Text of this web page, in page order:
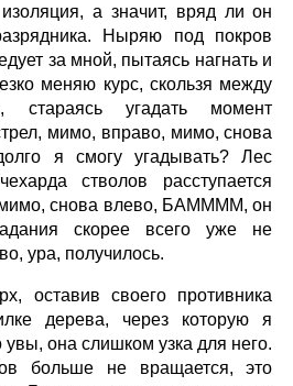
а значит, вряд ли он
Ныряю под покров
за мной, пытаясь нагнать и
меняю курс, скользя между
стараясь угадать момент
мимо, вправо, мимо, снова
я смогу угадывать? Лес
стволов расступается
снова влево, БАММММ, он
скорее всего уже не
ура, получилось.
оставив своего противника
дерева, через которую я
она слишком узка для него.
больше не вращается, это